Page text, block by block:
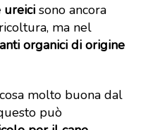
ureici sono ancora
ma nel
organici di origine
molto buona dal
può